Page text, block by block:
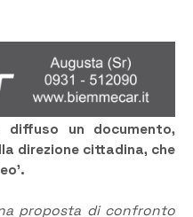
un documento,
direzione cittadina, che
proposta di confronto